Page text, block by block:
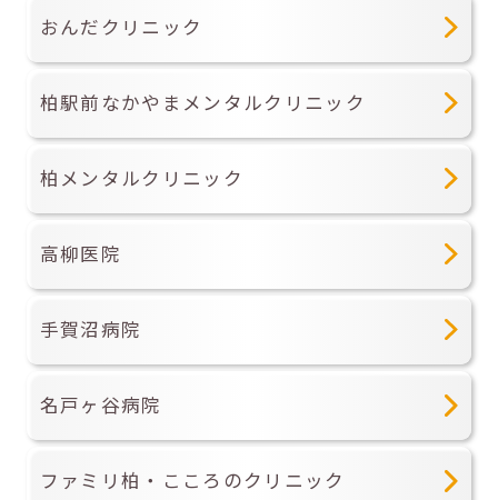
おんだクリニック
柏駅前なかやまメンタルクリニック
柏メンタルクリニック
高柳医院
手賀沼病院
名戸ヶ谷病院
ファミリ柏・こころのクリニック